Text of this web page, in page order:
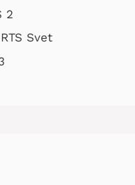
2
Svet